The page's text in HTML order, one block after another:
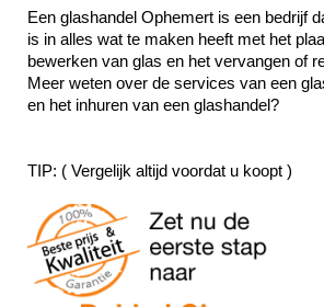
Een glashandel Ophemert is een bedrijf
is in alles wat te maken heeft met het
bewerken van glas en het vervangen of
Meer weten over de services van een
en het inhuren van een glashandel?
TIP: ( Vergelijk altijd voordat u koopt )